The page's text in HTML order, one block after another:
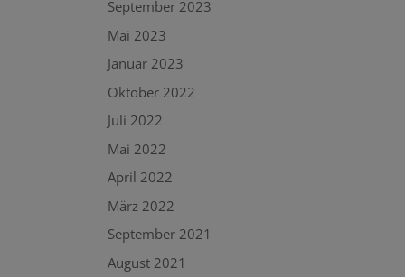
September 2023
Mai 2023
Januar 2023
Oktober 2022
Juli 2022
Mai 2022
April 2022
März 2022
September 2021
August 2021